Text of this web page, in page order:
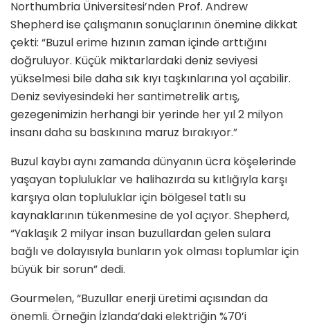
Northumbria Üniversitesi’nden Prof. Andrew
Shepherd ise çalışmanın sonuçlarının önemine dikkat
çekti: “Buzul erime hızının zaman içinde arttığını
doğruluyor. Küçük miktarlardaki deniz seviyesi
yükselmesi bile daha sık kıyı taşkınlarına yol açabilir.
Deniz seviyesindeki her santimetrelik artış,
gezegenimizin herhangi bir yerinde her yıl 2 milyon
insanı daha su baskınına maruz bırakıyor.”
Buzul kaybı aynı zamanda dünyanın ücra köşelerinde
yaşayan topluluklar ve halihazırda su kıtlığıyla karşı
karşıya olan topluluklar için bölgesel tatlı su
kaynaklarının tükenmesine de yol açıyor. Shepherd,
“Yaklaşık 2 milyar insan buzullardan gelen sulara
bağlı ve dolayısıyla bunların yok olması toplumlar için
büyük bir sorun” dedi.
Gourmelen, “Buzullar enerji üretimi açısından da
önemli. Örneğin İzlanda’daki elektriğin %70’i